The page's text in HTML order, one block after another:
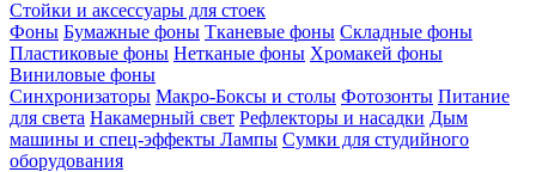
Стойки и аксессуары для стоек
Фоны Бумажные фоны Тканевые фоны Складные фоны
Пластиковые фоны Нетканые фоны Хромакей фоны
Виниловые фоны
Синхронизаторы Макро-Боксы и столы Фотозонты Питание
для света Накамерный свет Рефлекторы и насадки Дым
машины и спец-эффекты Лампы Сумки для студийного
оборудования